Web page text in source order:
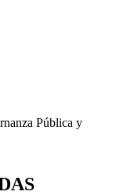
Pública y